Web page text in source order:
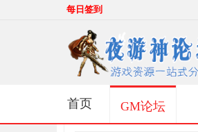
每日签到
首页 GM论坛